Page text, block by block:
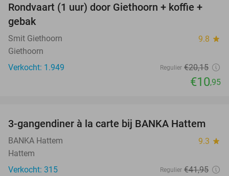
46%
Rondvaart (1 uur) door Giethoorn + koffie +
gebak
Smit Giethoorn 9.8 star
Giethoorn
Verkocht: 1.949
Regulier €20,15
€10,95
52%
3-gangendiner à la carte bij BANKA Hattem
BANKA Hattem 9.3 star
Hattem
Verkocht: 315
Regulier €41,95